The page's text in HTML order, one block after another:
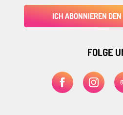
ICH ABONNIEREN
FOLGE